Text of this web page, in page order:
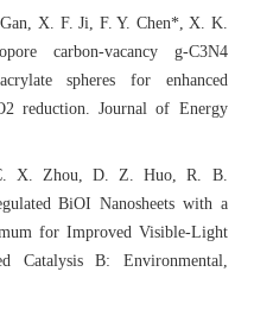
X. F. Ji, F. Y. Chen*, X. K.
carbon-vacancy g-C3N4
spheres for enhanced
reduction. Journal of Energy
X. Zhou, D. Z. Huo, R. B.
BiOI Nanosheets with a
for Improved Visible-Light
Catalysis B: Environmental,